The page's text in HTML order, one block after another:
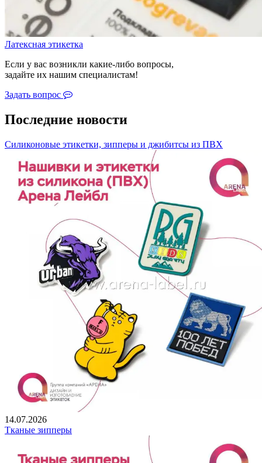
Латексная этикетка
Если у вас возникли какие-либо вопросы,
задайте их нашим специалистам!
Задать вопрос
Последние новости
Силиконовые этикетки, зипперы и джибитсы из ПВХ
14.07.2026
Тканые зипперы